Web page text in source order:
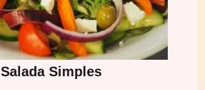
Salada Simples